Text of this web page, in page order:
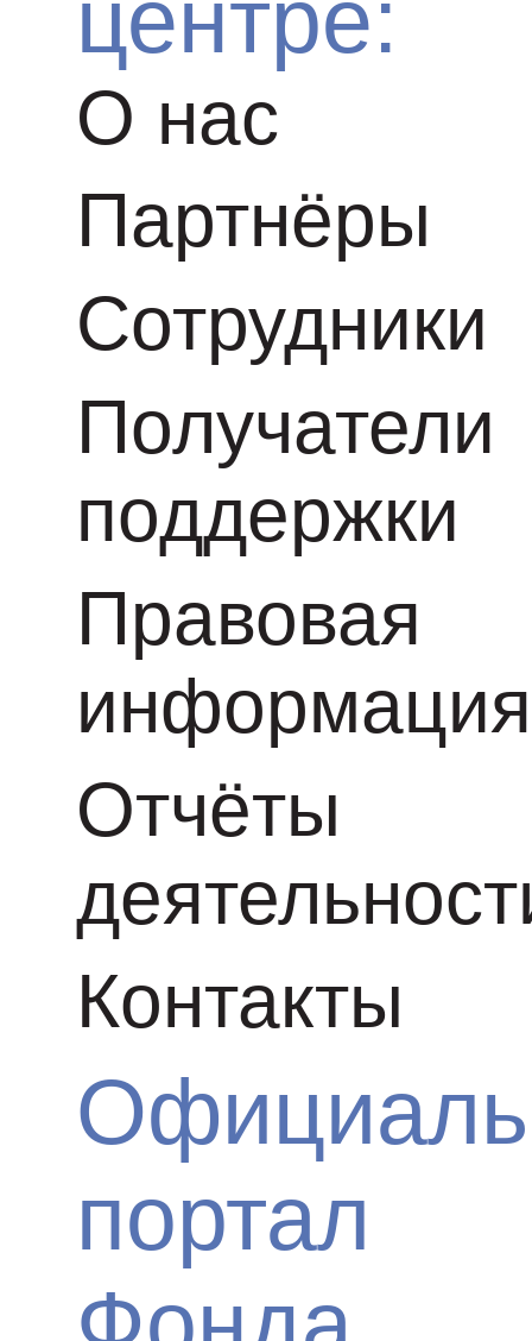
О нас
Партнёры
Сотрудники
Получатели
поддержки
Правовая
информация
Отчёты
Контакты
портал